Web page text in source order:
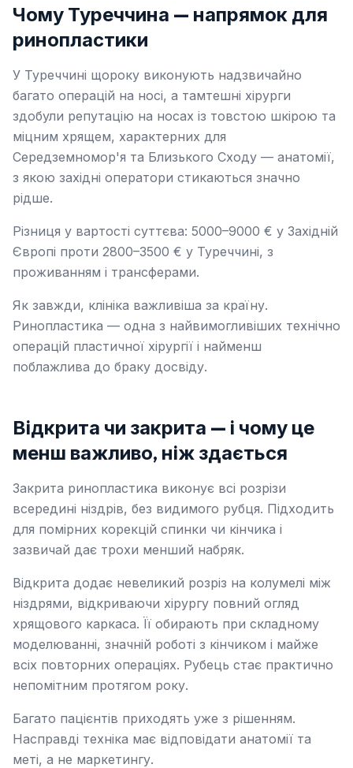
Чому Туреччина — напрямок для
ринопластики
У Туреччині щороку виконують надзвичайно
багато операцій на носі, а тамтешні хірурги
здобули репутацію на носах із товстою шкірою та
міцним хрящем, характерних для
Середземномор'я та Близького Сходу — анатомії,
з якою західні оператори стикаються значно
рідше.
Різниця у вартості суттєва: 5000–9000 € у Західній
Європі проти 2800–3500 € у Туреччині, з
проживанням і трансферами.
Як завжди, клініка важливіша за країну.
Ринопластика — одна з найвимогливіших технічно
операцій пластичної хірургії і найменш
поблажлива до браку досвіду.
Відкрита чи закрита — і чому це
менш важливо, ніж здається
Закрита ринопластика виконує всі розрізи
всередині ніздрів, без видимого рубця. Підходить
для помірних корекцій спинки чи кінчика і
зазвичай дає трохи менший набряк.
Відкрита додає невеликий розріз на колумелі між
ніздрями, відкриваючи хірургу повний огляд
хрящового каркаса. Її обирають при складному
моделюванні, значній роботі з кінчиком і майже
всіх повторних операціях. Рубець стає практично
непомітним протягом року.
Багато пацієнтів приходять уже з рішенням.
Насправді техніка має відповідати анатомії та
меті, а не маркетингу.